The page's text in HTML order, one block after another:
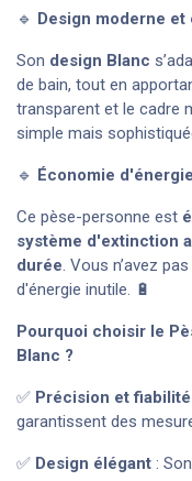
🔹 Design moderne et
Son design Blanc
de bain, tout en
transparent et le cadre
simple mais
🔹 Économie d'énergie
Ce pèse-personne est
système d'extinction
durée. Vous n’avez
d'énergie inutile. 🔋
Pourquoi choisir le
Blanc ?
✅ Précision et fiabilité
garantissent des
✅ Design élégant :